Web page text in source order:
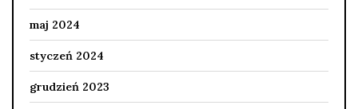
maj 2024
styczeń 2024
grudzień 2023